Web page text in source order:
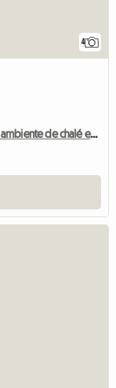
4
Quarto encantador em apartamento com ambiente de chalé em Bramois